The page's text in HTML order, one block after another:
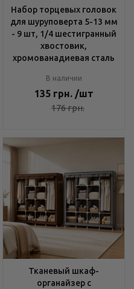
Набор торцевых головок
для шуруповерта 5-13 мм
- 9 шт, 1/4 шестигранный
хвостовик,
хромованадиевая сталь
В наличии
135 грн. /шт
176грн.
Тканевый шкаф-
органайзер с